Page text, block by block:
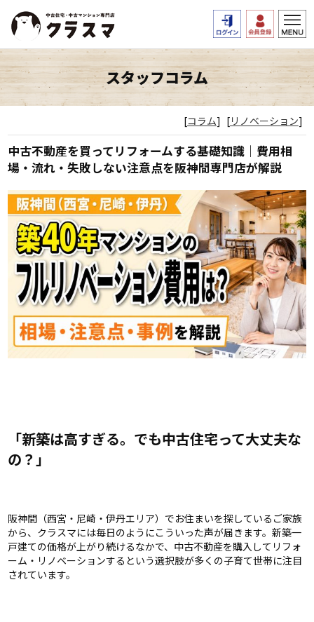
スタッフコラム
[コラム] [リノベーション]
中古不動産を買ってリフォームする基礎知識｜費用相
場・流れ・失敗しない注意点を阪神間専門店が解説
「新築は高すぎる。でも中古住宅って大丈夫な
の？」
阪神間（西宮・尼崎・伊丹エリア）でお住まいを探しているご家族
から、クラスマには毎日のようにこういった声が届きます。新築一
戸建ての価格が上がり続けるなかで、中古不動産を購入してリフォ
ーム・リノベーションするという選択肢が多くの子育て世帯に注目
されています。